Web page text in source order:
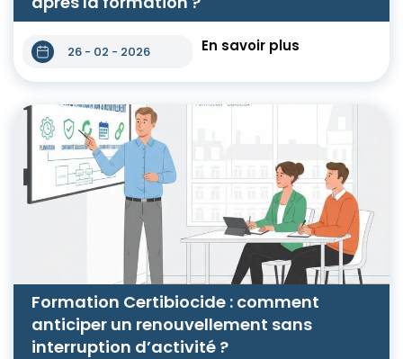
26 - 02 - 2026 En savoir plus
Formation Certibiocide : comment
anticiper un renouvellement sans
interruption d’activité ?